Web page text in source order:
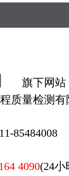
旗下网
质量检测
4090(24